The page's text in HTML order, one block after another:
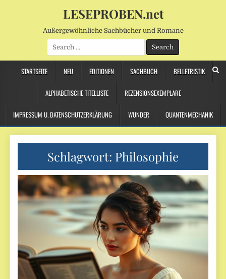
LESEPROBEN.net
Außergewöhnliche Sachbücher und Romane
Search
for:
STARTSEITE NEU EDITIONEN SACHBUCH BELLETRISTIK
ALPHABETISCHE TITELLISTE REZENSIONSEXEMPLARE
IMPRESSUM U. DATENSCHUTZERKLÄRUNG WUNDER QUANTENMECHANIK
Schlagwort: Philosophie